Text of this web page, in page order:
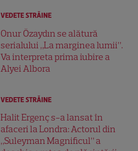
VEDETE STRĂINE
Onur Özaydın se alătură
serialului „La marginea lumii”.
Va interpreta prima iubire a
Alyei Albora
VEDETE STRĂINE
Halit Ergenç s-a lansat în
afaceri la Londra: Actorul din
„Suleyman Magnificul” a